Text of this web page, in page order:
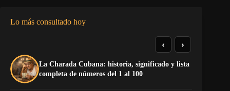
Lo más consultado hoy
La Charada Cubana: historia, significado y lista
completa de números del 1 al 100
‹ ›